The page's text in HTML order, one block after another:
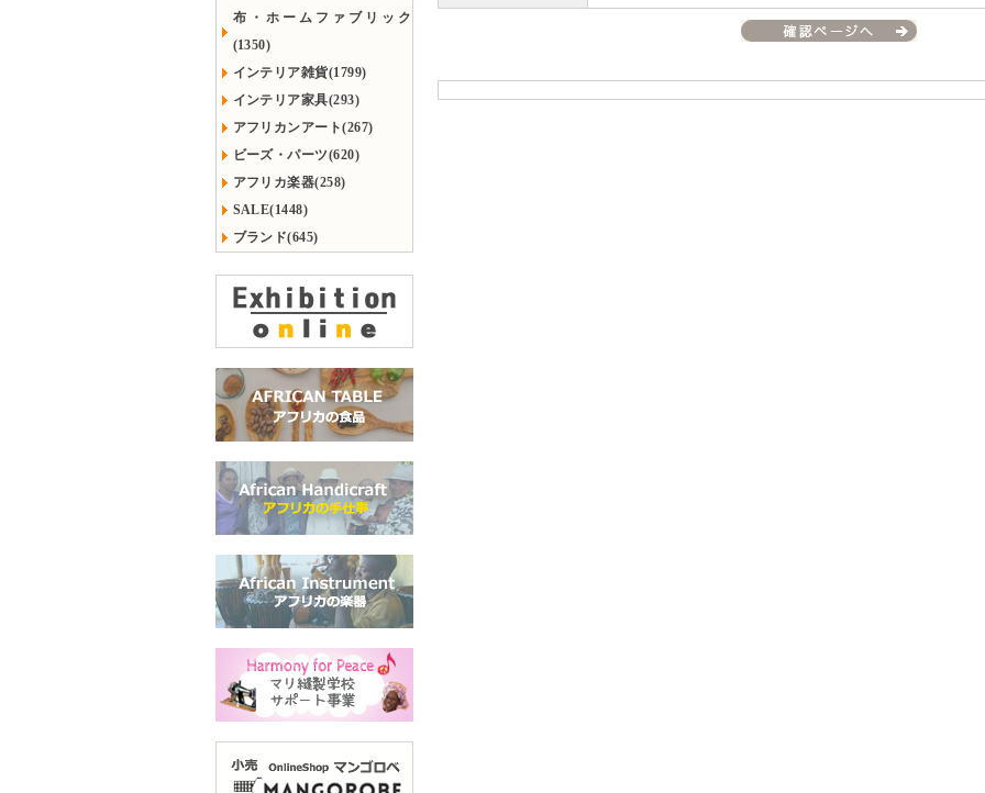
布・ホームファブリック
(1350)
インテリア雑貨(1799)
インテリア家具(293)
アフリカンアート(267)
ビーズ・パーツ(620)
アフリカ楽器(258)
SALE(1448)
ブランド(645)